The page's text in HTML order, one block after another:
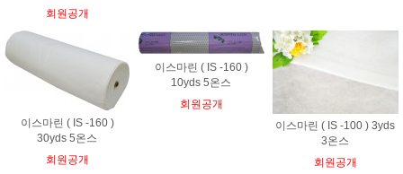
회원공개
이스마린 ( IS -160 )
30yds 5온스
회원공개
이스마린 ( IS -160 )
10yds 5온스
회원공개
이스마린 ( IS -100 ) 3yds
3온스
회원공개